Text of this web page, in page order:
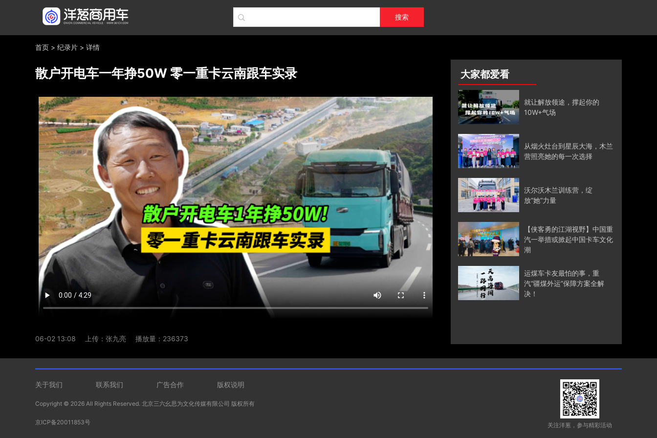
搜索
首页 > 纪录片 > 详情
散户开电车一年挣50W 零一重卡云南跟车实录
06-02 13:08 上传：张九亮 播放量：236373
大家都爱看
就让解放领途，撑起你的
10W+气场
从烟火灶台到星辰大海，木兰
营照亮她的每一次选择
沃尔沃木兰训练营，绽
放“她”力量
【侠客勇的江湖视野】中国重
汽一举措或掀起中国卡车文化
潮
运煤车卡友最怕的事，重
汽“疆煤外运”保障方案全解
决！
关注洋葱，参与精彩活动
关于我们 联系我们 广告合作 版权说明
Copyright © 2026 All Rights Reserved. 北京三六幺思为文化传媒有限公司 版权所有
京ICP备20011853号